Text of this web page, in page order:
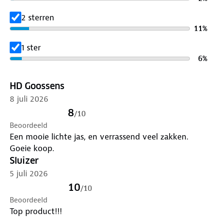
2 sterren
11%
1 ster
6%
HD Goossens
8 juli 2026
8/10
Beoordeeld
Een mooie lichte jas, en verrassend veel zakken.
Goeie koop.
Sluizer
5 juli 2026
10/10
Beoordeeld
Top product!!!